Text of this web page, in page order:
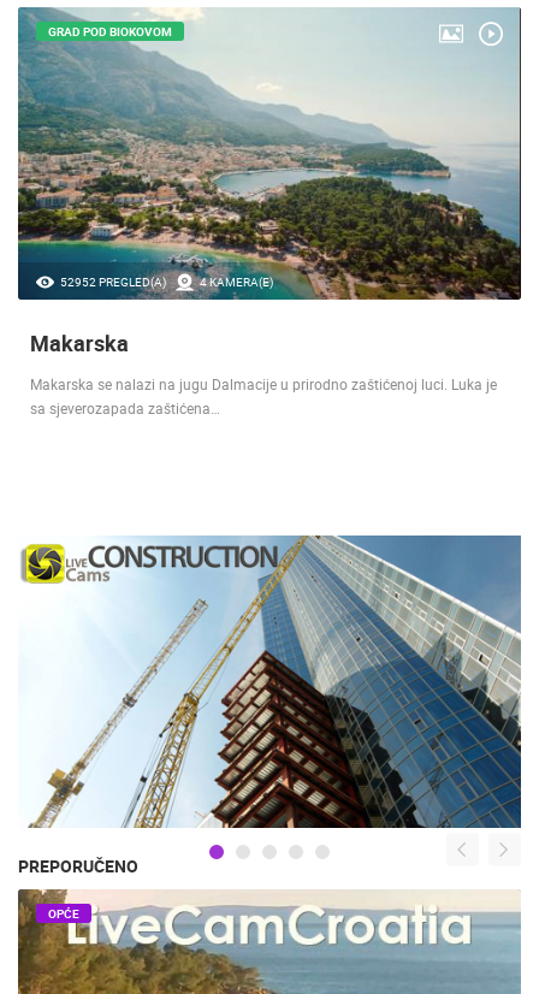
52952 PREGLED(A) 4 KAMERA(E)
GRAD POD BIOKOVOM
Makarska
Makarska se nalazi na jugu Dalmacije u prirodno zaštićenoj luci. Luka je
sa sjeverozapada zaštićena…
PREPORUČENO
OPĆE